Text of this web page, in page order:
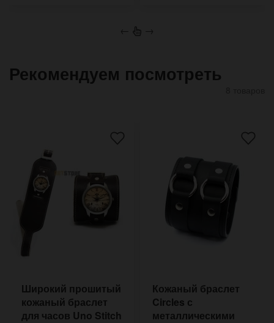
← →
Рекомендуем посмотреть
Широкий прошитый
кожаный браслет
для часов Uno Stitch
Кожаный браслет
Circles с
металлическими